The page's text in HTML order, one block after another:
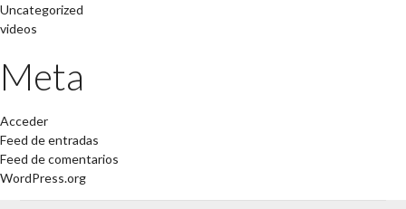
Uncategorized
videos
Meta
Acceder
Feed de entradas
Feed de comentarios
WordPress.org